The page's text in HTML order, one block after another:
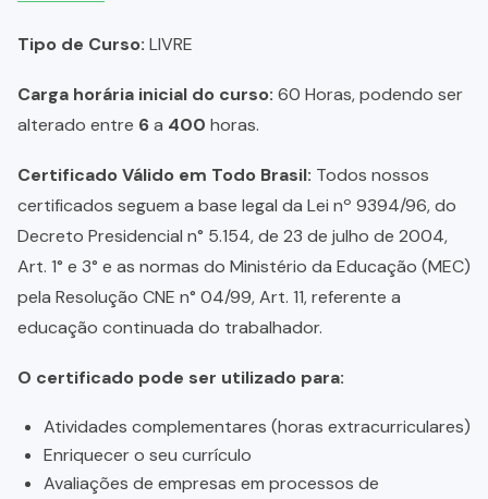
Tipo de Curso: LIVRE
Carga horária inicial do curso: 60 Horas, podendo ser
alterado entre 6a 400 horas.
Certificado Válido em Todo Brasil: Todos nossos
certificados seguem a base legal da Lei nº 9394/96, do
Decreto Presidencial n° 5.154, de 23 de julho de 2004,
Art. 1° e 3° e as normas do Ministério da Educação (MEC)
pela Resolução CNE n° 04/99, Art. 11, referente a
educação continuada do trabalhador.
O certificado pode ser utilizado para:
Atividades complementares (horas extracurriculares)
Enriquecer o seu currículo
Avaliações de empresas em processos de